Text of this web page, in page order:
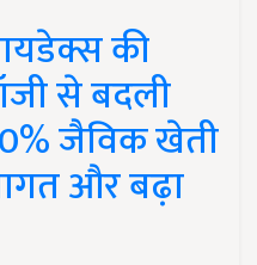
की
से बदली
जैविक खेती
और बढ़ा